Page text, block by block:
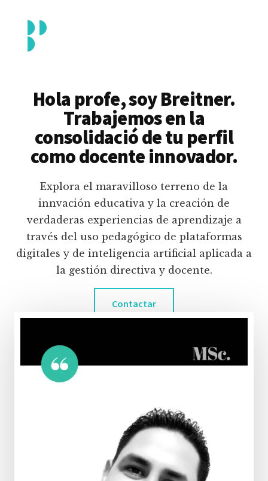
contenido
principal
menu
Piedrahita
docente
pedagógico
educativas
digitales
inteligencia
artificial.
Hola profe, soy Breitner.
Trabajemos en la
consolidació de tu perfil
como docente innovador.
Explora el maravilloso terreno de la
innvación educativa y la creación de
verdaderas experiencias de aprendizaje a
través del uso pedagógico de plataformas
digitales y de inteligencia artificial aplicada a
la gestión directiva y docente.
Contactar